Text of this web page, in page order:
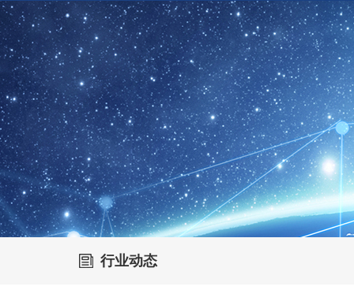
行业动态